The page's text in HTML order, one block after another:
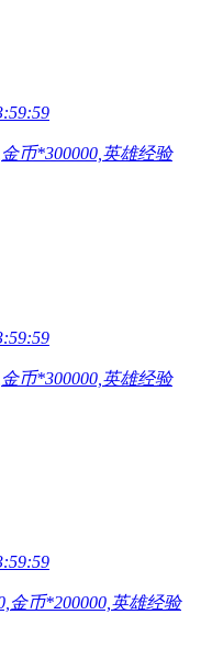
币*300000,英雄经验
币*300000,英雄经验
金币*200000,英雄经验